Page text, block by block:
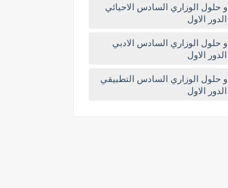
حلول الوزاري السادس الاحيائي
حلول الوزاري السادس الادبي
حلول الوزاري السادس التطبيقي